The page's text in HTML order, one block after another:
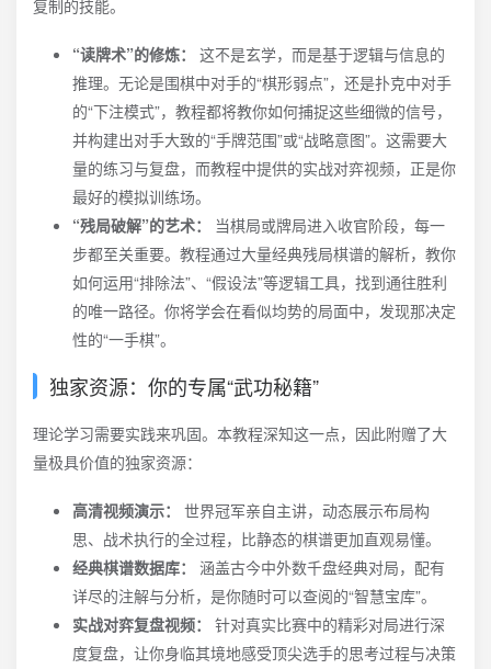
复制的技能。
“读牌术”的修炼：
这不是玄学，而是基于逻辑与信息的
推理。无论是围棋中对手的“棋形弱点”，还是扑克中对手
的“下注模式”，教程都将教你如何捕捉这些细微的信号，
并构建出对手大致的“手牌范围”或“战略意图”。这需要大
量的练习与复盘，而教程中提供的实战对弈视频，正是你
最好的模拟训练场。
“残局破解”的艺术：
当棋局或牌局进入收官阶段，每一
步都至关重要。教程通过大量经典残局棋谱的解析，教你
如何运用“排除法”、“假设法”等逻辑工具，找到通往胜利
的唯一路径。你将学会在看似均势的局面中，发现那决定
性的“一手棋”。
独家资源：你的专属“武功秘籍”
理论学习需要实践来巩固。本教程深知这一点，因此附赠了大
量极具价值的独家资源：
高清视频演示：
世界冠军亲自主讲，动态展示布局构
思、战术执行的全过程，比静态的棋谱更加直观易懂。
经典棋谱数据库：
涵盖古今中外数千盘经典对局，配有
详尽的注解与分析，是你随时可以查阅的“智慧宝库”。
实战对弈复盘视频：
针对真实比赛中的精彩对局进行深
度复盘，让你身临其境地感受顶尖选手的思考过程与决策